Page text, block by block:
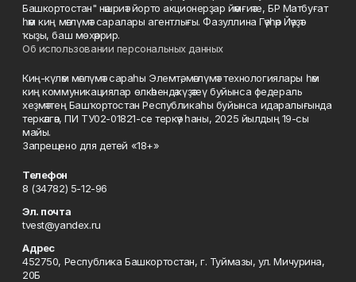
Башкортостан" нәшриәт йорто акционерҙар йәмғиәте, БР Матбуғат
һәм киң мәғлүмәт саралары агентлығы. Фазуллина Гәүһәр Йәүҙәт
ҡыҙы, баш мөхәррир.
Об использовании персональных данных
Киң-күләм мәғлүмәт сараһы Элемтә, мәғлүмәт технологиялары һәм
киң коммуникациялар өлкәһендә күҙәтеү буйынса федераль
хеҙмәттең Башҡортостан Республикаһы буйынса идаралығында
теркәлгән, ПИ ТУ02-01821-се теркәү һаны, 2025 йылдың 19-сы
майы.
Запрещено для детей «18+»
Телефон
8 (34782) 5-12-96
Эл. почта
tvest@yandex.ru
Адрес
452750, Республика Башкортостан, г. Туймазы, ул. Мичурина,
20Б